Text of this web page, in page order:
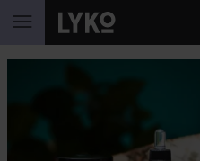
SIIRTYÄ JHK SISÄLTÖÖN